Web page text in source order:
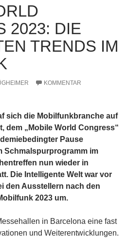
2023: DIE
TRENDS IM
KOMMENTAR
sich die Mobilfunkbranche auf
dem „Mobile World Congress“
Pause
Schmalspurprogramm im
nun wieder in
Die Intelligente Welt war vor
den Ausstellern nach den
2023 um.
in Barcelona eine fast
und Weiterentwicklungen.